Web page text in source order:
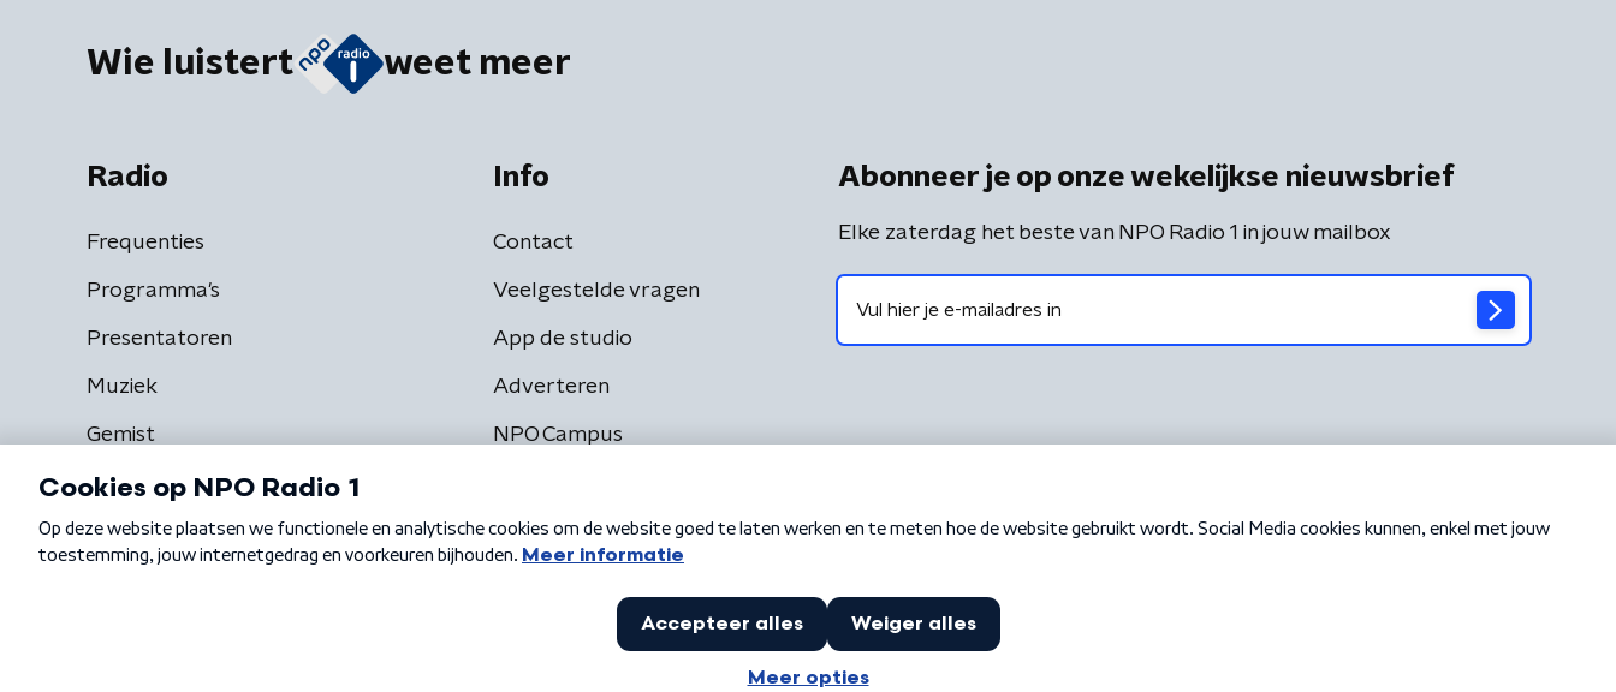
Wie luistert weet meer
Radio
Frequenties
Programma's
Presentatoren
Muziek
Gemist
Info
Contact
Veelgestelde vragen
App de studio
Adverteren
NPO Campus
Abonneer je op onze wekelijkse nieuwsbrief
Elke zaterdag het beste van NPO Radio 1 in jouw mailbox
Algemene voorwaarden Privacybeleid